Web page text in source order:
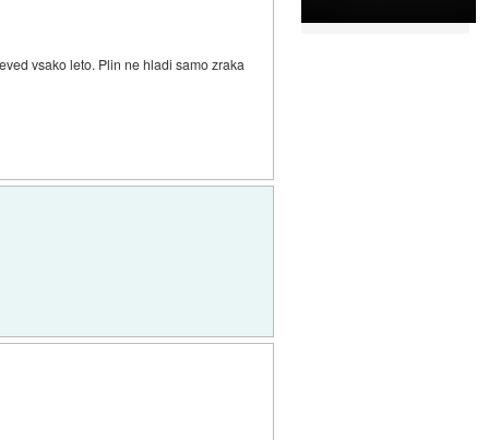
vsako leto. Plin ne hladi samo zraka